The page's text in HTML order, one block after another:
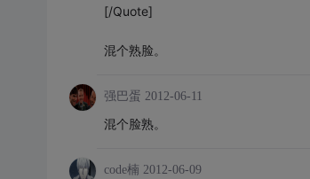
[/Quote]
混个熟脸。
强巴蛋 2012-06-11
混个脸熟。
code楠 2012-06-09